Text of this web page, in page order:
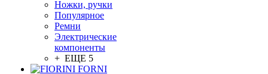
Ножки, ручки
Популярное
Ремни
Электрические
компоненты
+ ЕЩЕ 5